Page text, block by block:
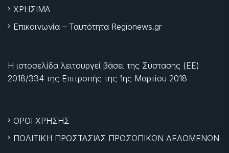
ΧΡΗΣΙΜΑ
Επικοινωνία – Ταυτότητα Regionews.gr
Η ιστοσελίδα λειτουργεί βάσει της Σύστασης (ΕΕ)
2018/334 της Επιτροπής της 1ης Μαρτίου 2018
ΟΡΟΙ ΧΡΗΣΗΣ
ΠΟΛΙΤΙΚΗ ΠΡΟΣΤΑΣΙΑΣ ΠΡΟΣΩΠΙΚΩΝ ΔΕΔΟΜΕΝΩΝ